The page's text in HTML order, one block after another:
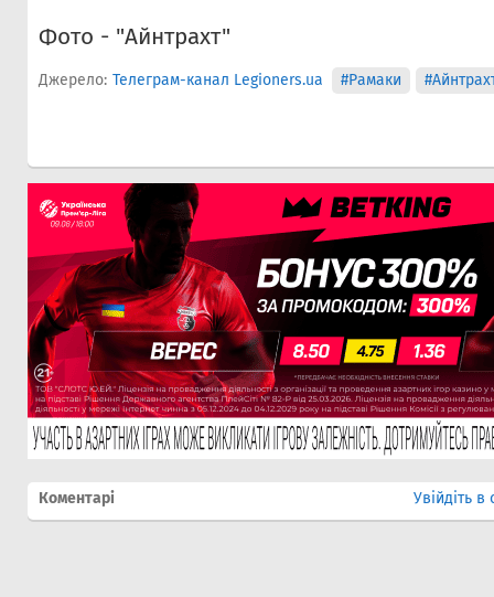
Фото - "Айнтрахт"
Джерело: Телеграм-канал Legioners.ua #Рамаки
Коментарі Увійдіть в